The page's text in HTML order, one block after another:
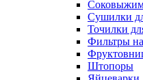
Сушилки
Точилки
Фильтры
Штопоры